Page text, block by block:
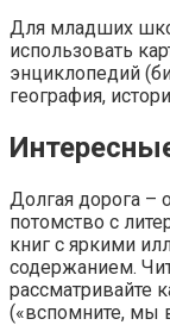
Для младших
использовать
энциклопедий
география,
Долгая дорога –
потомство с
книг с яркими
содержанием.
рассматривайте
(«вспомните, мы